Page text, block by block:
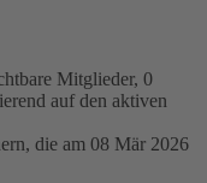
Mitglieder, 0
auf den aktiven
die am 08 Mär 2026